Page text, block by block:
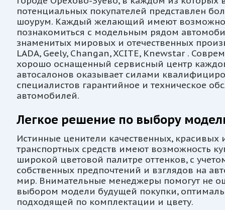
потенциальных покупателей представлен
шоурум. Каждый желающий имеют
познакомиться с модельным рядом
знаменитых мировых и отечественных
LADA, Geely, Changan, XCITE, Knewstar .
хорошо оснащенный сервисный центр
автосалонов оказывает силами
специалистов гарантийное и техническое
автомобилей.
Легкое решение по выбору
Истинные ценители качественных,
транспортных средств имеют возможность
широкой цветовой палитре оттенков, с
собственных предпочтений и взглядов на
мир. Внимательные менеджеры помогут не
выбором модели будущей покупки,
подходящей по комплектации и цвету.